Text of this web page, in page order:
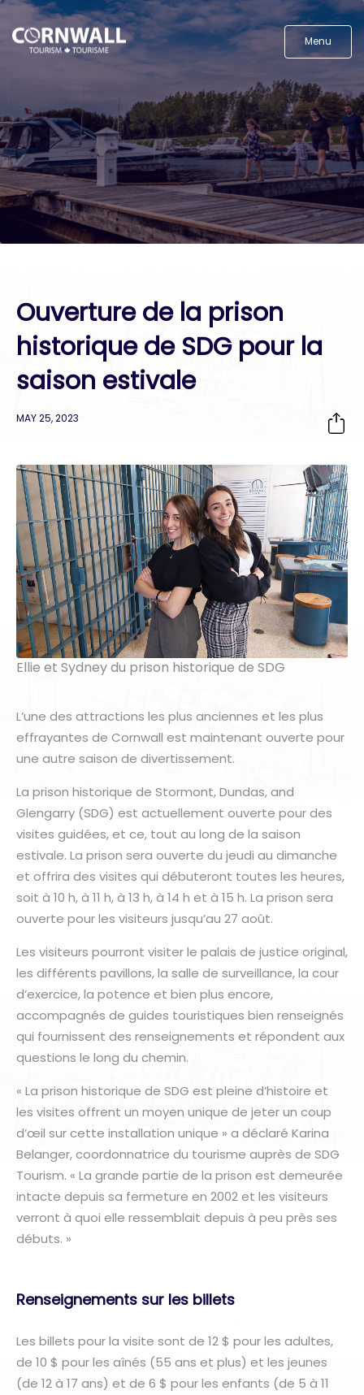
Menu
Ouverture de la prison
historique de SDG pour la
saison estivale
MAY 25, 2023
Ellie et Sydney du prison historique de SDG
L’une des attractions les plus anciennes et les plus
effrayantes de Cornwall est maintenant ouverte pour
une autre saison de divertissement.
La prison historique de Stormont, Dundas, and
Glengarry (SDG) est actuellement ouverte pour des
visites guidées, et ce, tout au long de la saison
estivale. La prison sera ouverte du jeudi au dimanche
et offrira des visites qui débuteront toutes les heures,
soit à 10 h, à 11 h, à 13 h, à 14 h et à 15 h. La prison sera
ouverte pour les visiteurs jusqu’au 27 août.
Les visiteurs pourront visiter le palais de justice original,
les différents pavillons, la salle de surveillance, la cour
d’exercice, la potence et bien plus encore,
accompagnés de guides touristiques bien renseignés
qui fournissent des renseignements et répondent aux
questions le long du chemin.
« La prison historique de SDG est pleine d’histoire et
les visites offrent un moyen unique de jeter un coup
d’œil sur cette installation unique » a déclaré Karina
Belanger, coordonnatrice du tourisme auprès de SDG
Tourism. « La grande partie de la prison est demeurée
intacte depuis sa fermeture en 2002 et les visiteurs
verront à quoi elle ressemblait depuis à peu près ses
débuts. »
Renseignements sur les billets
Les billets pour la visite sont de 12 $ pour les adultes,
de 10 $ pour les aînés (55 ans et plus) et les jeunes
(de 12 à 17 ans) et de 6 $ pour les enfants (de 5 à 11